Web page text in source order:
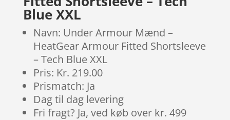
Blue XXL
Navn: Under Armour Mænd –
HeatGear Armour Fitted Shortsleeve
– Tech Blue XXL
Pris: Kr. 219.00
Prismatch: Ja
Dag til dag levering
Fri fragt? Ja, ved køb over kr. 499